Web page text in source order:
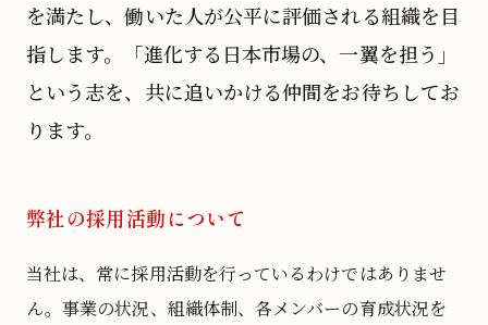
を満たし、働いた人が公平に評価される組織を目
指します。「進化する日本市場の、一翼を担う」
という志を、共に追いかける仲間をお待ちしてお
ります。
弊社の採用活動について
当社は、常に採用活動を行っているわけではありませ
ん。事業の状況、組織体制、各メンバーの育成状況を